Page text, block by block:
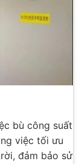
bù công suất
việc tối ưu
đảm bảo sử